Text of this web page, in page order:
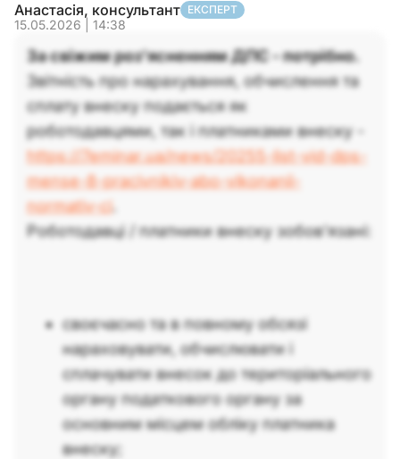
Анастасія, консультант ЕКСПЕРТ
15.05.2026 | 14:38
За свіжим роз'ясненням ДПС - потрібно.
Звітність про нарахування, обчислення та
сплату внеску подається як
роботодавцями, так і платниками внеску -
https://7eminar.ua/news/20255-list-vid-dps-
mense-8-pracivnikiv-abo-vikonanii-
normativ-ci.
Роботодавці / платники внеску зобов’язані:
своєчасно та в повному обсязі
нараховувати, обчислювати і
сплачувати внесок до територіального
органу податкового органу за
основним місцем обліку платника
внеску;